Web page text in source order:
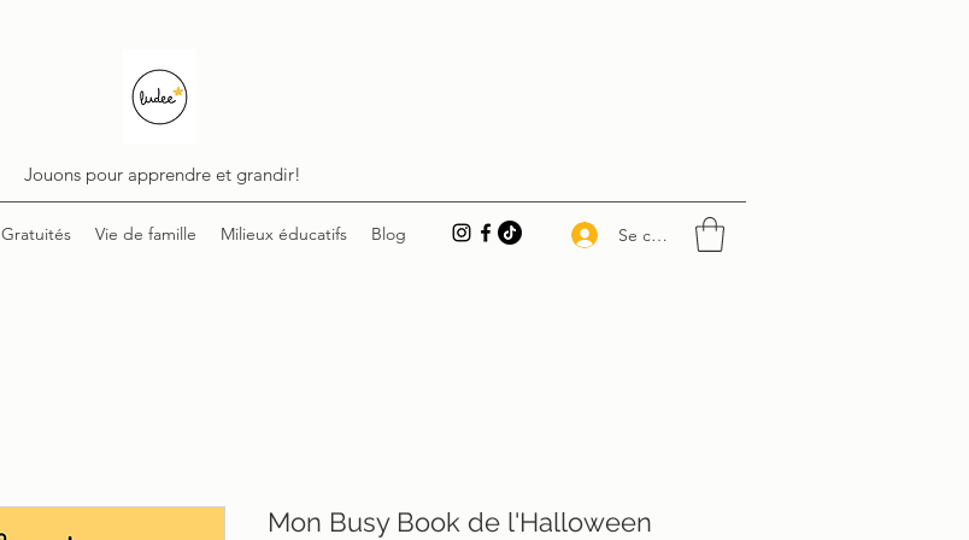
Jouons pour apprendre et grandir!
Gratuités Vie de famille Milieux éducatifs Blog Se connecter
Mon Busy Book de l'Halloween